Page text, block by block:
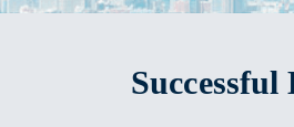
Successful